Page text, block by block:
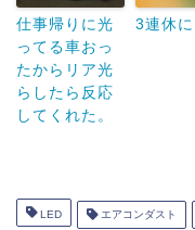
仕事帰りに光
ってる車おっ
たからリア光
らしたら反応
してくれた。
3連休に
LED エアコンダスト